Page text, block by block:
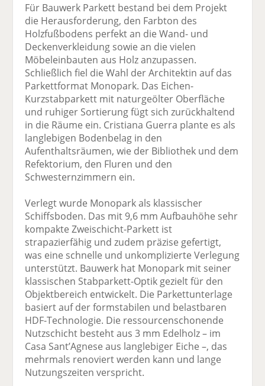
Für Bauwerk Parkett bestand bei dem Projekt
die Herausforderung, den Farbton des
Holzfußbodens perfekt an die Wand- und
Deckenverkleidung sowie an die vielen
Möbeleinbauten aus Holz anzupassen.
Schließlich fiel die Wahl der Architektin auf das
Parkettformat Monopark. Das Eichen-
Kurzstabparkett mit naturgeölter Oberfläche
und ruhiger Sortierung fügt sich zurückhaltend
in die Räume ein. Cristiana Guerra plante es als
langlebigen Bodenbelag in den
Aufenthaltsräumen, wie der Bibliothek und dem
Refektorium, den Fluren und den
Schwesternzimmern ein.
Verlegt wurde Monopark als klassischer
Schiffsboden. Das mit 9,6 mm Aufbauhöhe sehr
kompakte Zweischicht-Parkett ist
strapazierfähig und zudem präzise gefertigt,
was eine schnelle und unkomplizierte Verlegung
unterstützt. Bauwerk hat Monopark mit seiner
klassischen Stabparkett-Optik gezielt für den
Objektbereich entwickelt. Die Parkettunterlage
basiert auf der formstabilen und belastbaren
HDF-Technologie. Die ressourcenschonende
Nutzschicht besteht aus 3 mm Edelholz – im
Casa Sant’Agnese aus langlebiger Eiche –, das
mehrmals renoviert werden kann und lange
Nutzungszeiten verspricht.